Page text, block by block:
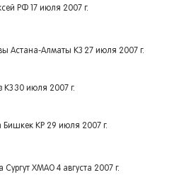
РФ 17 июля 2007 г.
Астана-Алматы КЗ 27 июля 2007 г.
КЗ 30 июля 2007 г.
Бишкек КР 29 июля 2007 г.
ХМАО 4 августа 2007 г.